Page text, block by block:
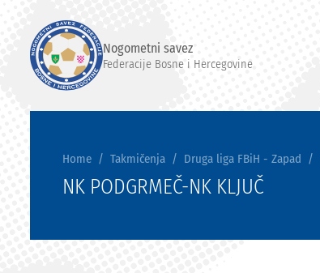
Nogometni savez
Federacije Bosne i Hercegovine
Home Takmičenja Druga liga FBiH - Zapad
NK PODGRMEČ-NK KLJUČ